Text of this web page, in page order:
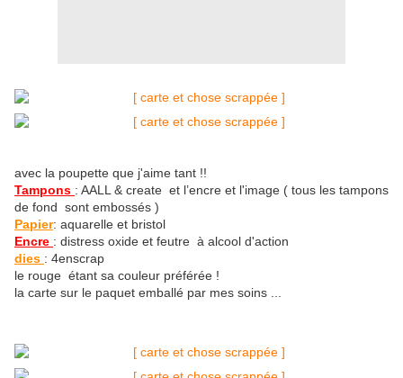
avec la poupette que j'aime tant !!
Tampons : AALL & create et l’encre et l'image ( tous les tampons
de fond sont embossés )
Papier: aquarelle et bristol
Encre : distress oxide et feutre à alcool d'action
dies : 4enscrap
le rouge étant sa couleur préférée !
la carte sur le paquet emballé par mes soins ...